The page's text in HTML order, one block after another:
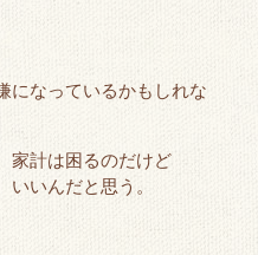
になっているかもしれな
家計は困るのだけど
いんだと思う。